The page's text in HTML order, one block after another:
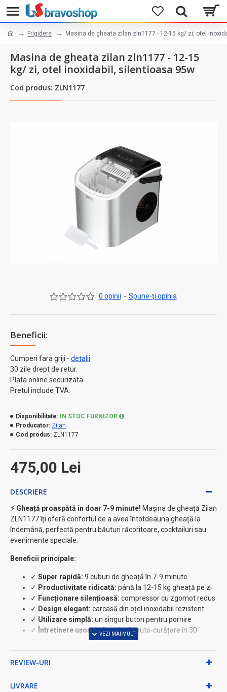
Frigidere Masina de gheata zilan zln1177 - 12-15 kg/ zi, otel
Masina de gheata zilan zln1177 - 12-15
kg/ zi, otel inoxidabil, silentioasa 95w
Cod produs: ZLN1177
Beneficii:
Cumperi fara griji - detalii
30 zile drept de retur.
Plata online securizata.
Pretul include TVA.
0 opinii - Spune-ţi opinia
475,00 Lei
Disponibilitate:
IN STOC FURNIZOR
Producator: Zilan
Cod produs: ZLN1177
DESCRIERE
⚡ Gheață proaspătă în doar 7-9 minute! Mașina de gheață Zilan
ZLN1177 îți oferă confortul de a avea întotdeauna gheață la
îndemână, perfectă pentru băuturi răcoritoare, cocktailuri sau
evenimente speciale.
Beneficii principale:
✓ Super rapidă: 9 cuburi de gheață în 7-9 minute
✓ Productivitate ridicată: până la 12-15 kg gheață pe zi
✓ Funcționare silențioasă: compressor cu zgomot redus
✓ Design elegant: carcasă din oțel inoxidabil rezistent
✓ Utilizare simplă: un singur buton pentru pornire
✓ Întreținere ușoară:funcție de auto-curățare în 30
• Capacitate rezervor apă: 2 litri
REVIEW-URI
LIVRARE